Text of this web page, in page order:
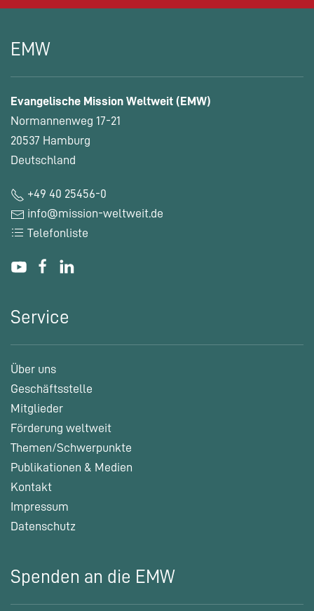
EMW
Evangelische Mission Weltweit (EMW)
Normannenweg 17-21
20537 Hamburg
Deutschland
+49 40 25456-0
info@mission-weltweit.de
Telefonliste
Service
Über uns
Geschäftsstelle
Mitglieder
Förderung weltweit
Themen/Schwerpunkte
Publikationen & Medien
Kontakt
Impressum
Datenschutz
Spenden an die EMW